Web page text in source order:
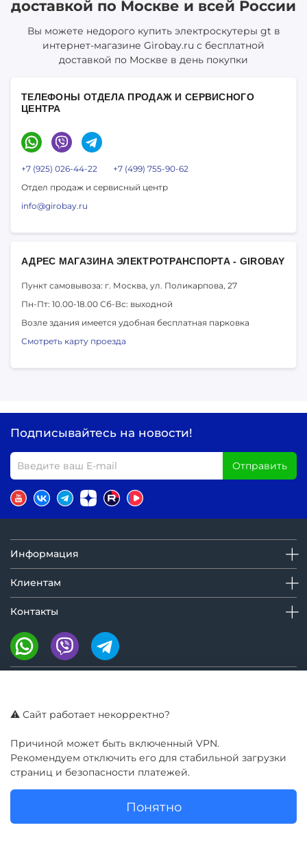
доставкой по Москве и всей России
Вы можете недорого купить электроскутеры gt в
интернет-магазине Girobay.ru с бесплатной
доставкой по Москве в день покупки
ТЕЛЕФОНЫ ОТДЕЛА ПРОДАЖ И СЕРВИСНОГО
ЦЕНТРА
+7 (925) 026-44-22
+7 (499) 755-90-62
Отдел продаж и сервисный центр
info@girobay.ru
АДРЕС МАГАЗИНА ЭЛЕКТРОТРАНСПОРТА - GIROBAY
Пункт самовывоза: г. Москва, ул. Поликарпова, 27
Пн-Пт: 10.00-18.00 Сб-Вс: выходной
Возле здания имеется удобная бесплатная парковка
Смотреть карту проезда
Подписывайтесь на новости!
Отправить
Информация
Клиентам
Контакты
⚠️ Сайт работает некорректно?
Причиной может быть включенный VPN.
Рекомендуем отключить его для стабильной загрузки
страниц и безопасности платежей.
Понятно